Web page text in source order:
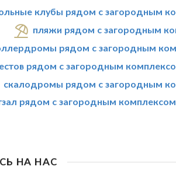
клубы рядом с загородным
пляжи рядом с загородным
рядом с загородным
рядом с загородным
скалодромы рядом с загородным
рядом с загородным комплексом
НА НАС